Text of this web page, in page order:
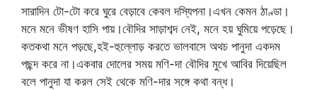
সারাদিন টো-টো করে ঘুরে বেড়াবে কেবল দস্যিপনা।এখন কেমন ঠাণ্ডা।
মনে মনে ভীষণ হাসি পায়।বৌদির সাড়াশব্দ নেই, মনে হয় ঘুমিয়ে পড়েছে।
কতকথা মনে পড়ছে,হই-হুল্লোড় করতে ভালবাসে অথচ পানুদা একদম
পছন্দ করে না।একবার দোলের সময় মণি-দা বৌদির মুখে আবির দিয়েছিল
বলে পানুদা যা করল সেই থেকে মণি-দার সঙ্গে কথা বন্ধ।